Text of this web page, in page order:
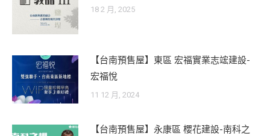
18 2 月, 2025
【台南預售屋】東區 宏福實業志竤建設-
宏福悅
11 12 月, 2024
【台南預售屋】永康區 櫻花建設-南科之